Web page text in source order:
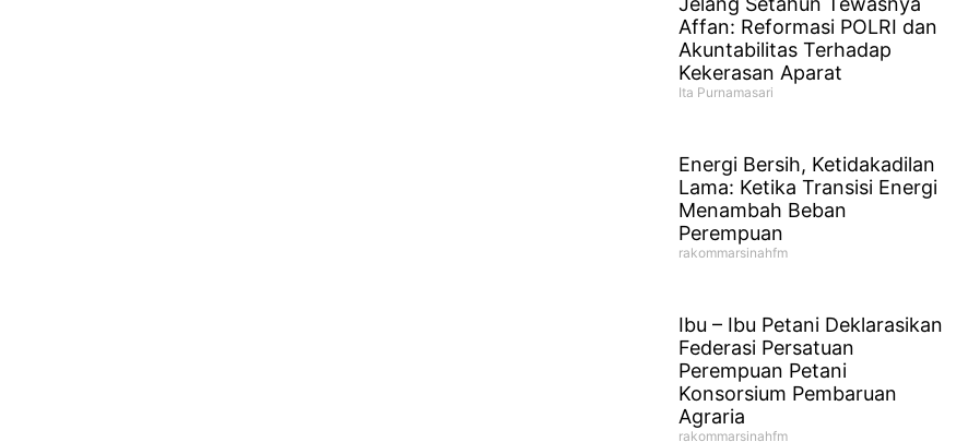
Affan: Reformasi POLRI dan
Akuntabilitas Terhadap
Kekerasan Aparat
Ita Purnamasari
Energi Bersih, Ketidakadilan
Lama: Ketika Transisi Energi
Menambah Beban
Perempuan
rakommarsinahfm
Ibu – Ibu Petani Deklarasikan
Federasi Persatuan
Perempuan Petani
Konsorsium Pembaruan
Agraria
rakommarsinahfm